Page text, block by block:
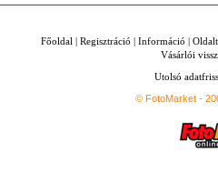
Főoldal | Regisztráció | Információ |
Vásárlói
Utolsó
© FotoMarket -